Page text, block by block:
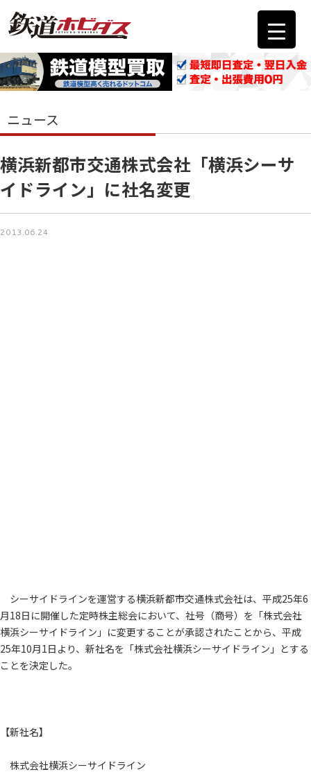
ニュース
横浜新都市交通株式会社「横浜シーサ
イドライン」に社名変更
2013.06.24
シーサイドラインを運営する横浜新都市交通株式会社は、平成25年6
月18日に開催した定時株主総会において、社号（商号）を「株式会社
横浜シーサイドライン」に変更することが承認されたことから、平成
25年10月1日より、新社名を「株式会社横浜シーサイドライン」とする
ことを決定した。
【新社名】
株式会社横浜シーサイドライン